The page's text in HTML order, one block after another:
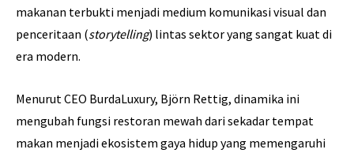
makanan terbukti menjadi medium komunikasi visual dan
penceritaan (storytelling) lintas sektor yang sangat kuat di
era modern.
Menurut CEO BurdaLuxury, Björn Rettig, dinamika ini
mengubah fungsi restoran mewah dari sekadar tempat
makan menjadi ekosistem gaya hidup yang memengaruhi